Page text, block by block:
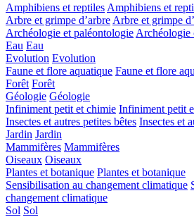
Amphibiens et reptiles Amphibiens et
Arbre et grimpe d’arbre Arbre et grimpe
Archéologie et paléontologie Archéologie
Eau Eau
Evolution Evolution
Faune et flore aquatique Faune et flore
Forêt Forêt
Géologie Géologie
Infiniment petit et chimie Infiniment petit
Insectes et autres petites bêtes Insectes et
Jardin Jardin
Mammifères Mammifères
Oiseaux Oiseaux
Plantes et botanique Plantes et botanique
Sensibilisation au changement climatique
changement climatique
Sol Sol